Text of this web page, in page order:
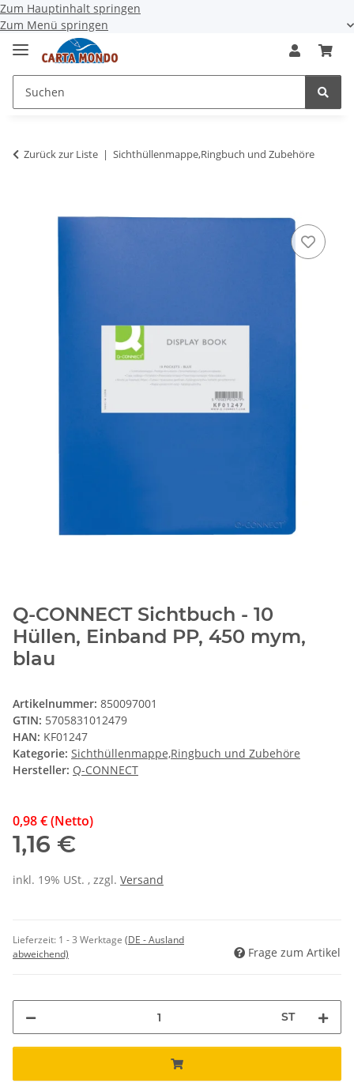
Zum Hauptinhalt springen
Zum Menü springen
Zurück zur Liste Sichthüllenmappe,Ringbuch und Zubehöre
Q-CONNECT Sichtbuch - 10
Hüllen, Einband PP, 450 mym,
blau
Artikelnummer: 850097001
GTIN: 5705831012479
HAN: KF01247
Kategorie: Sichthüllenmappe,Ringbuch und Zubehöre
Hersteller: Q-CONNECT
0,98 € (Netto)
1,16 €
inkl. 19% USt. , zzgl. Versand
Lieferzeit: 1 - 3 Werktage (DE - Ausland
abweichend)
Frage zum Artikel
ST